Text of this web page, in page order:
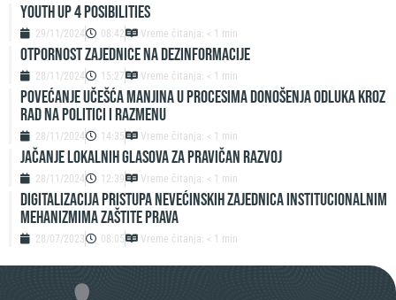
Youth up 4 Posibilities
29/11/2024 08:42 Vreme čitanja: < 1 min
Otpornost zajednice na dezinformacije
28/11/2024 15:27 Vreme čitanja: < 1 min
Povećanje učešća manjina u procesima donošenja odluka kroz
rad na politici i razmenu
28/11/2024 14:35 Vreme čitanja: < 1 min
Jačanje lokalnih glasova za pravičan razvoj
28/11/2024 12:39 Vreme čitanja: < 1 min
Digitalizacija pristupa nevećinskih zajednica institucionalnim
mehanizmima zaštite prava
28/07/2023 08:05 Vreme čitanja: < 1 min